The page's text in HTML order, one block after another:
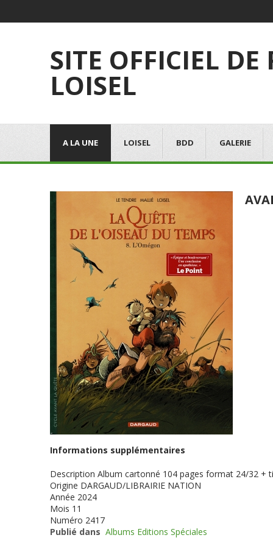
SITE OFFICIEL DE
LOISEL
A LA UNE LOISEL BDD GALERIE
Informations supplémentaires
Description Album cartonné 104 pages format 24/32 +
Origine DARGAUD/LIBRAIRIE NATION
Année 2024
Mois 11
Numéro 2417
Publié dans Albums Editions Spéciales